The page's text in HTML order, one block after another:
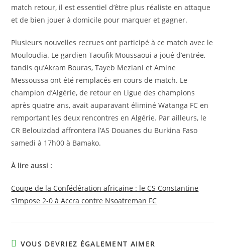
match retour, il est essentiel d’être plus réaliste en attaque
et de bien jouer à domicile pour marquer et gagner.
Plusieurs nouvelles recrues ont participé à ce match avec le
Mouloudia. Le gardien Taoufik Moussaoui a joué d’entrée,
tandis qu’Akram Bouras, Tayeb Meziani et Amine
Messoussa ont été remplacés en cours de match. Le
champion d’Algérie, de retour en Ligue des champions
après quatre ans, avait auparavant éliminé Watanga FC en
remportant les deux rencontres en Algérie. Par ailleurs, le
CR Belouizdad affrontera l’AS Douanes du Burkina Faso
samedi à 17h00 à Bamako.
À lire aussi :
Coupe de la Confédération africaine : le CS Constantine
s’impose 2-0 à Accra contre Nsoatreman FC
VOUS DEVRIEZ ÉGALEMENT AIMER